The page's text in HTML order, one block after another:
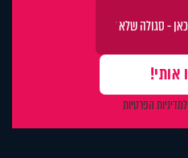
למדיניות הפרטיות